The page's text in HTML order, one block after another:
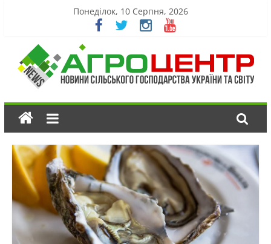
Понеділок, 10 Серпня, 2026